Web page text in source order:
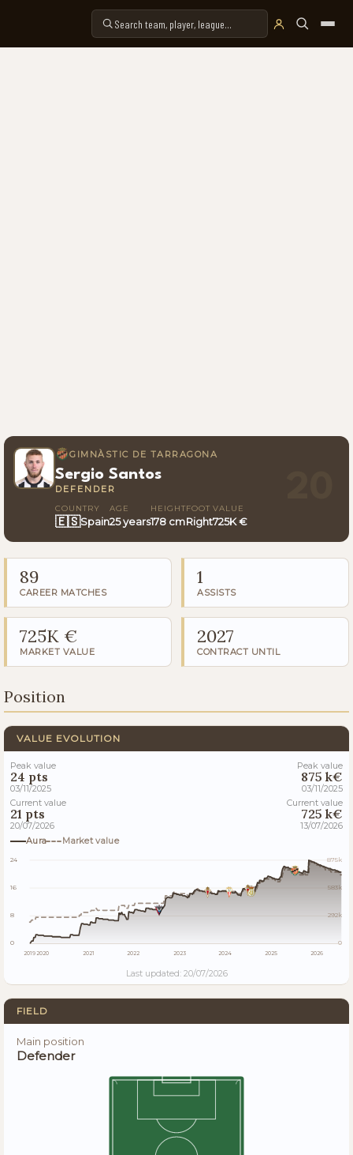
GIMNÀSTIC DE TARRAGONA
Sergio Santos
DEFENDER
COUNTRY
🇪🇸Spain
AGE
25 years
HEIGHT
178 cm
FOOT
Right
VALUE
725K €
89
CAREER MATCHES
1
ASSISTS
725K €
MARKET VALUE
2027
CONTRACT UNTIL
Position
VALUE EVOLUTION
Peak value
24 pts
03/11/2025
Current value
21 pts
20/07/2026
Peak value
875 k€
03/11/2025
Current value
725 k€
13/07/2026
Aura
Market value
24
16
8
0
875k
583k
292k
0
2019 2020 2021 2022 2023 2024 2025 2026
Last updated: 20/07/2026
FIELD
Main position
Defender